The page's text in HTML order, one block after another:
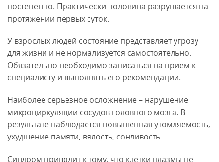
постепенно. Практически половина разрушается на
протяжении первых суток.
У взрослых людей состояние представляет угрозу
для жизни и не нормализуется самостоятельно.
Обязательно необходимо записаться на прием к
специалисту и выполнять его рекомендации.
Наиболее серьезное осложнение – нарушение
микроциркуляции сосудов головного мозга. В
результате наблюдается повышенная утомляемость,
ухудшение памяти, вялость, сонливость.
Синдром приводит к тому, что клетки плазмы не